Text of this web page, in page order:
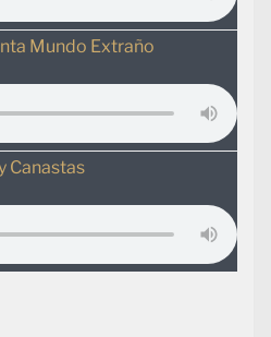
Mundo Extraño
Canastas